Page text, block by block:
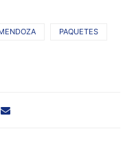
PAQUETES